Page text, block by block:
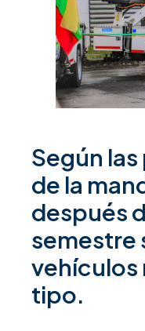
Según
de la
después
semestre
vehículos
tipo.